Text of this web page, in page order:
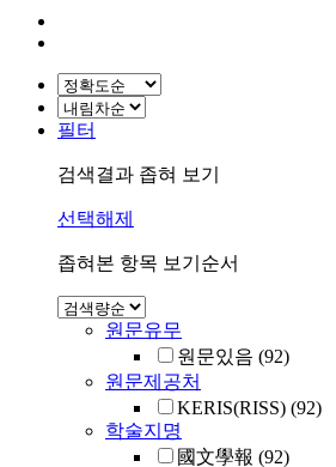
필터
검색결과 좁혀 보기
선택해제
좁혀본 항목 보기순서
원문유무
원문있음 (92)
원문제공처
KERIS(RISS) (92)
학술지명
國文學報 (92)